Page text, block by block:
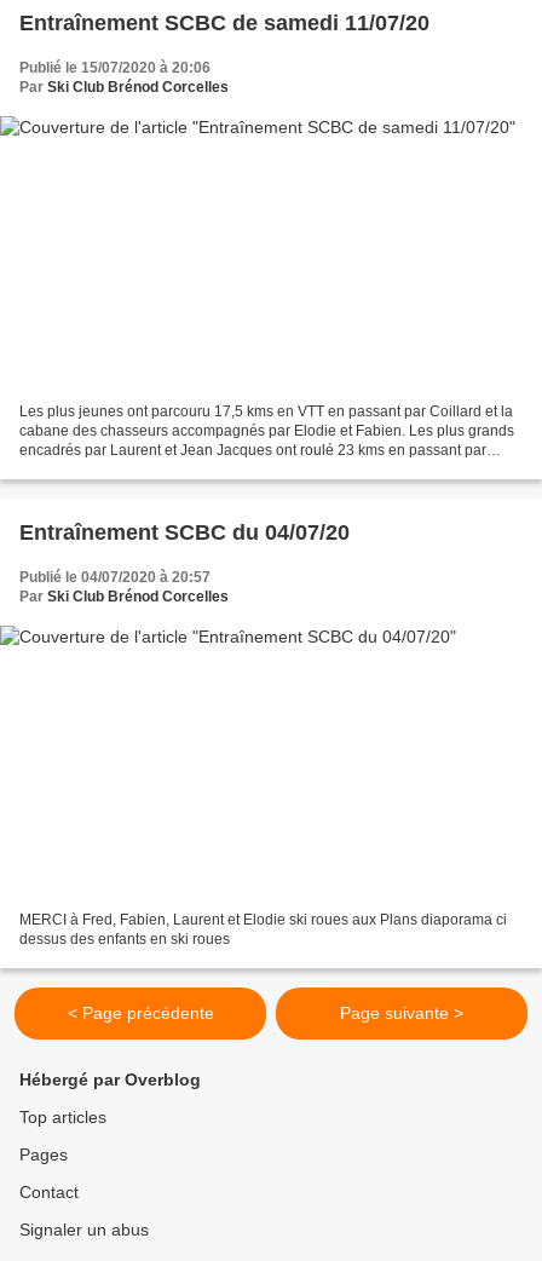
Entraînement SCBC de samedi 11/07/20
Publié le 15/07/2020 à 20:06
Par Ski Club Brénod Corcelles
Les plus jeunes ont parcouru 17,5 kms en VTT en passant par Coillard et la
cabane des chasseurs accompagnés par Elodie et Fabien. Les plus grands
encadrés par Laurent et Jean Jacques ont roulé 23 kms en passant par
Entraînement SCBC du 04/07/20
Publié le 04/07/2020 à 20:57
Par Ski Club Brénod Corcelles
MERCI à Fred, Fabien, Laurent et Elodie ski roues aux Plans diaporama ci
dessus des enfants en ski roues
< Page précédente Page suivante >
Hébergé par Overblog
Top articles
Pages
Contact
Signaler un abus